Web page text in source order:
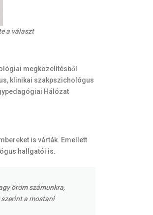
a választ
megközelítésből
klinikai szakpszichológus
Hálózat
is várták. Emellett
hallgatói is.
öröm számunkra,
a mostani